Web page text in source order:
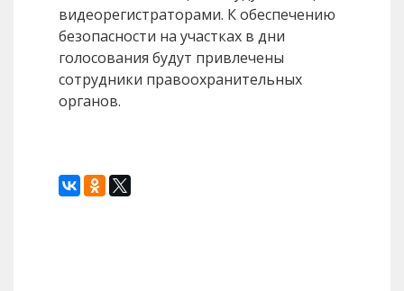
видеорегистраторами. К обеспечению
безопасности на участках в дни
голосования будут привлечены
сотрудники правоохранительных
органов.